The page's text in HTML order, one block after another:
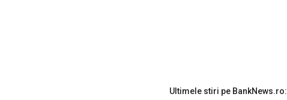
Ultimele stiri pe BankNews.ro: